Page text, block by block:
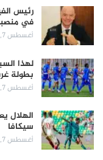
رئيس
في
أغسطس 7, 2026
لهذا
بطولة
أغسطس 7, 2026
الهلال
سيكافا
أغسطس 7, 2026